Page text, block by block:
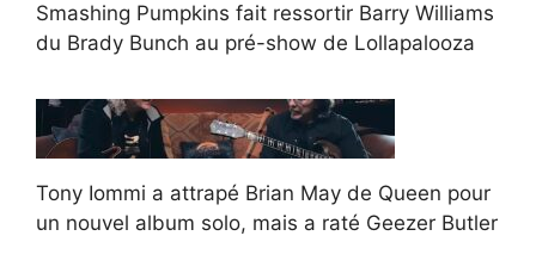
Smashing Pumpkins fait ressortir Barry Williams
du Brady Bunch au pré-show de Lollapalooza
Tony Iommi a attrapé Brian May de Queen pour
un nouvel album solo, mais a raté Geezer Butler